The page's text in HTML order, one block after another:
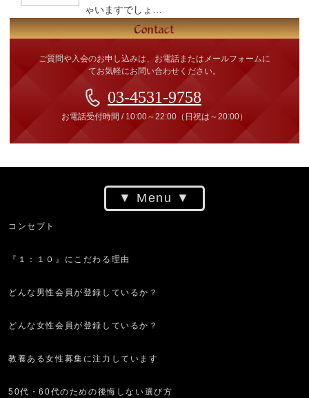
ゃいますでしょ…
ご質問や入会のお申し込みは、お電話またはメールフォームに
てお気軽にお問い合わせください。
03-4531-9758
お電話受付時間 / 10:00～22:00（日祝は～20:00）
Menu
コンセプト
『１：１０』にこだわる理由
どんな男性会員が登録しているか？
どんな女性会員が登録しているか？
教養ある女性募集に注力しています
50代・60代のための後悔しない選び方